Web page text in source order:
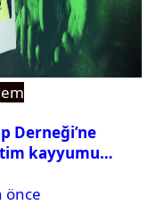
Derneği’ne
kayyumu
önce